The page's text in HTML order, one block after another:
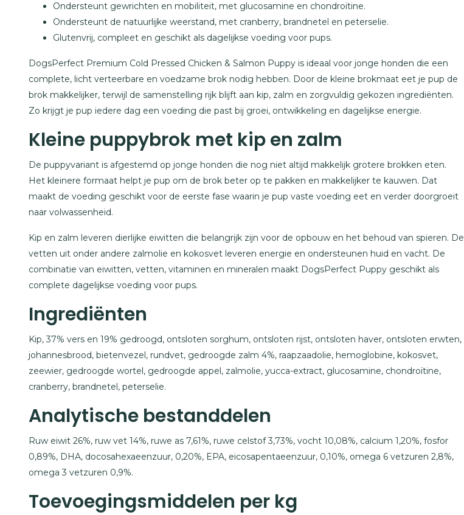
Ondersteunt gewrichten en mobiliteit, met glucosamine en chondroïtine.
Ondersteunt de natuurlijke weerstand, met cranberry, brandnetel en peterselie.
Glutenvrij, compleet en geschikt als dagelijkse voeding voor pups.
DogsPerfect Premium Cold Pressed Chicken & Salmon Puppy is ideaal voor jonge honden die een
complete, licht verteerbare en voedzame brok nodig hebben. Door de kleine brokmaat eet je pup de
brok makkelijker, terwijl de samenstelling rijk blijft aan kip, zalm en zorgvuldig gekozen ingrediënten.
Zo krijgt je pup iedere dag een voeding die past bij groei, ontwikkeling en dagelijkse energie.
Kleine puppybrok met kip en zalm
De puppyvariant is afgestemd op jonge honden die nog niet altijd makkelijk grotere brokken eten.
Het kleinere formaat helpt je pup om de brok beter op te pakken en makkelijker te kauwen. Dat
maakt de voeding geschikt voor de eerste fase waarin je pup vaste voeding eet en verder doorgroeit
naar volwassenheid.
Kip en zalm leveren dierlijke eiwitten die belangrijk zijn voor de opbouw en het behoud van spieren. De
vetten uit onder andere zalmolie en kokosvet leveren energie en ondersteunen huid en vacht. De
combinatie van eiwitten, vetten, vitaminen en mineralen maakt DogsPerfect Puppy geschikt als
complete dagelijkse voeding voor pups.
Ingrediënten
Kip, 37% vers en 19% gedroogd, ontsloten sorghum, ontsloten rijst, ontsloten haver, ontsloten erwten,
johannesbrood, bietenvezel, rundvet, gedroogde zalm 4%, raapzaadolie, hemoglobine, kokosvet,
zeewier, gedroogde wortel, gedroogde appel, zalmolie, yucca-extract, glucosamine, chondroïtine,
cranberry, brandnetel, peterselie.
Analytische bestanddelen
Ruw eiwit 26%, ruw vet 14%, ruwe as 7,61%, ruwe celstof 3,73%, vocht 10,08%, calcium 1,20%, fosfor
0,89%, DHA, docosahexaeenzuur, 0,20%, EPA, eicosapentaeenzuur, 0,10%, omega 6 vetzuren 2,8%,
omega 3 vetzuren 0,9%.
Toevoegingsmiddelen per kg